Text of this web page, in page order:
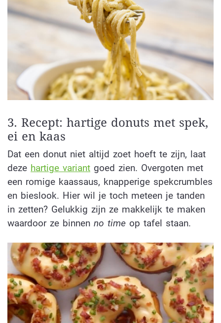
3. Recept: hartige donuts met spek,
ei en kaas
Dat een donut niet altijd zoet hoeft te zijn, laat
deze hartige variant goed zien. Overgoten met
een romige kaassaus, knapperige spekcrumbles
en bieslook. Hier wil je toch meteen je tanden
in zetten? Gelukkig zijn ze makkelijk te maken
waardoor ze binnen no time op tafel staan.